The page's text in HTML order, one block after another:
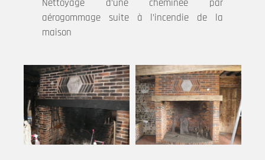
Nettoyage d’une cheminée par
aérogommage suite à l’incendie de la
maison